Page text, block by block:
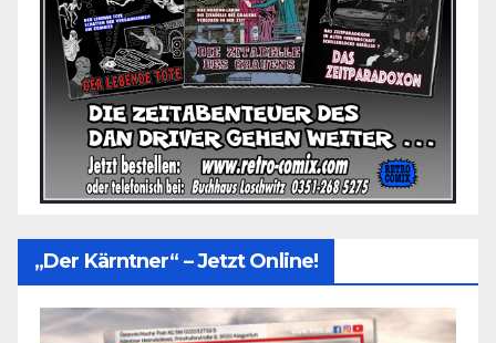
„Der Kärntner“ – Jetzt Online!